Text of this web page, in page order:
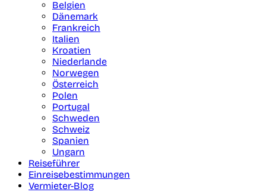
Belgien
Dänemark
Frankreich
Italien
Kroatien
Niederlande
Norwegen
Österreich
Polen
Portugal
Schweden
Schweiz
Spanien
Ungarn
Reiseführer
Einreisebestimmungen
Vermieter-Blog